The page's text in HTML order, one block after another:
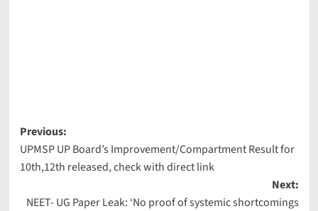
Post
navigation
Previous:
UPMSP UP Board’s Improvement/Compartment Result for
10th,12th released, check with direct link
Next:
NEET- UG Paper Leak: ‘No proof of systemic shortcomings